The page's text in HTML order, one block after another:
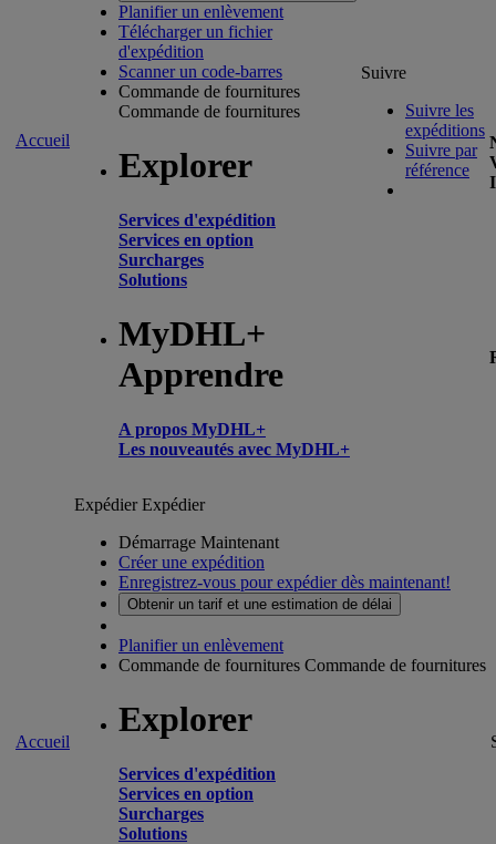
Accueil
Planifier un enlèvement
Télécharger un fichier
d'expédition
Scanner un code-barres
Commande de fournitures
Commande de fournitures
Explorer
Services d'expédition
Services en option
Surcharges
Solutions
MyDHL+
Apprendre
A propos MyDHL+
Les nouveautés avec MyDHL+
Suivre
Suivre les
expéditions
Suivre par
référence
Accueil
ExpédierExpédier
Démarrage Maintenant
Créer une expédition
Enregistrez-vous pour expédier dès maintenant!
Obtenir un tarif et une estimation de délai
Planifier un enlèvement
Commande de fournitures Commande de fournitures
Explorer
Services d'expédition
Services en option
Surcharges
Solutions